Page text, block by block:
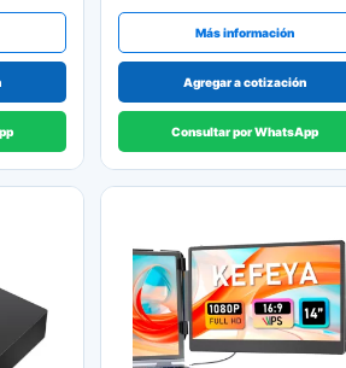
Más información
Agregar a cotización
Consultar por WhatsApp